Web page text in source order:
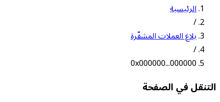
الرئيسية
/
بلاغ العملات المشفّرة
/
0x000000...000000
التنقل في الصفحة